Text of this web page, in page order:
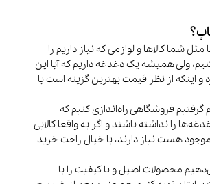
شما کالاها و لوازمی که نیاز داریم را
ولی همیشه یک دغدغه داریم که آیا این
و اینکه از نظر قیمت بهترین گزینه است یا
فروشگاهی راه‌اندازی کنیم که
را نداشته باشند و اگر به واقعا کالایی
هست نیاز دارند، با خیال راحت خرید
محصولات اصیل و با کیفیت را با